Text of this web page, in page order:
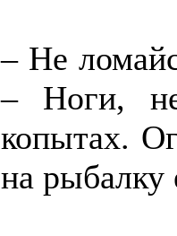
– Не
– Ноги,
копытах.
на рыбалку